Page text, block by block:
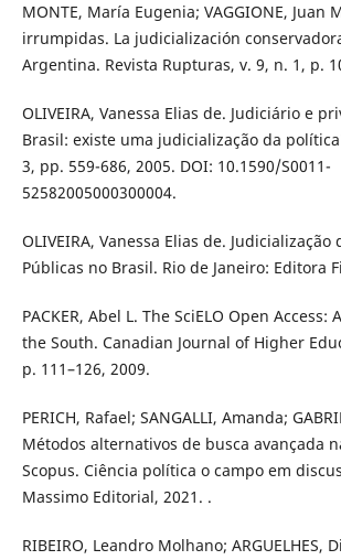
MONTE, María Eugenia; VAGGIONE, Juan
irrumpidas. La judicialización
Argentina. Revista Rupturas, v. 9, n. 1, p.
OLIVEIRA, Vanessa Elias de. Judiciário e
Brasil: existe uma judicialização da
3, pp. 559-686, 2005. DOI: 10.1590/S0011-
52582005000300004.
OLIVEIRA, Vanessa Elias de. Judicialização
Públicas no Brasil. Rio de Janeiro: Editora
PACKER, Abel L. The SciELO Open Access:
the South. Canadian Journal of Higher
p. 111–126, 2009.
PERICH, Rafael; SANGALLI, Amanda;
Métodos alternativos de busca avançada
Scopus. Ciência política o campo em
Massimo Editorial, 2021. .
RIBEIRO, Leandro Molhano; ARGUELHES,